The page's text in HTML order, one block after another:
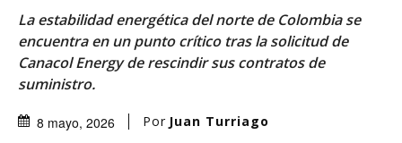
La estabilidad energética del norte de Colombia se
encuentra en un punto crítico tras la solicitud de
Canacol Energy de rescindir sus contratos de
suministro.
8 mayo, 2026 Por Juan Turriago